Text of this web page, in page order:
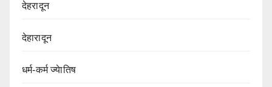
देहरादून
देहारादून
धर्म-कर्म ज्येातिष